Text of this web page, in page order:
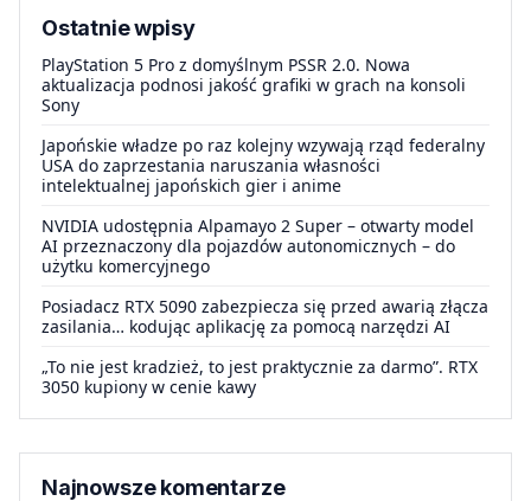
Ostatnie wpisy
PlayStation 5 Pro z domyślnym PSSR 2.0. Nowa
aktualizacja podnosi jakość grafiki w grach na konsoli
Sony
Japońskie władze po raz kolejny wzywają rząd federalny
USA do zaprzestania naruszania własności
intelektualnej japońskich gier i anime
NVIDIA udostępnia Alpamayo 2 Super – otwarty model
AI przeznaczony dla pojazdów autonomicznych – do
użytku komercyjnego
Posiadacz RTX 5090 zabezpiecza się przed awarią złącza
zasilania… kodując aplikację za pomocą narzędzi AI
„To nie jest kradzież, to jest praktycznie za darmo”. RTX
3050 kupiony w cenie kawy
Najnowsze komentarze